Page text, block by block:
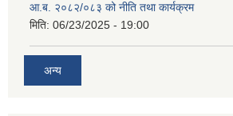
आ.ब. २०८२/०८३ को नीति तथा कार्यक्रम
मिति: 06/23/2025 - 19:00
अन्य